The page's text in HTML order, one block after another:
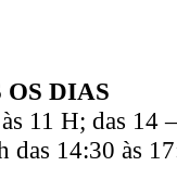
DIAS
11 H; das 14
das 14:30 às